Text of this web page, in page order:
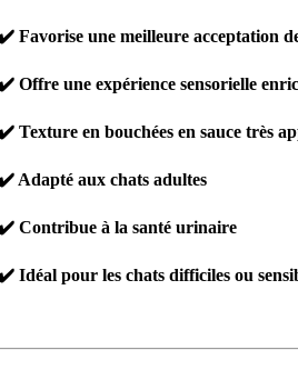
Favorise une meilleure acceptation
Offre une expérience sensorielle
Texture en bouchées en sauce très
Adapté aux chats adultes
Contribue à la santé urinaire
Idéal pour les chats difficiles ou